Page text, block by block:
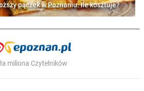
pączek w Poznaniu. Ile kosztuje?
miliona Czytelników